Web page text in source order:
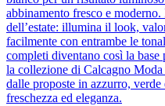
abbinamento fresco e
dell’estate: illumina il look,
facilmente con entrambe le
completi diventano così la
la collezione di Calcagno
dalle proposte in azzurro, verde
freschezza ed eleganza.